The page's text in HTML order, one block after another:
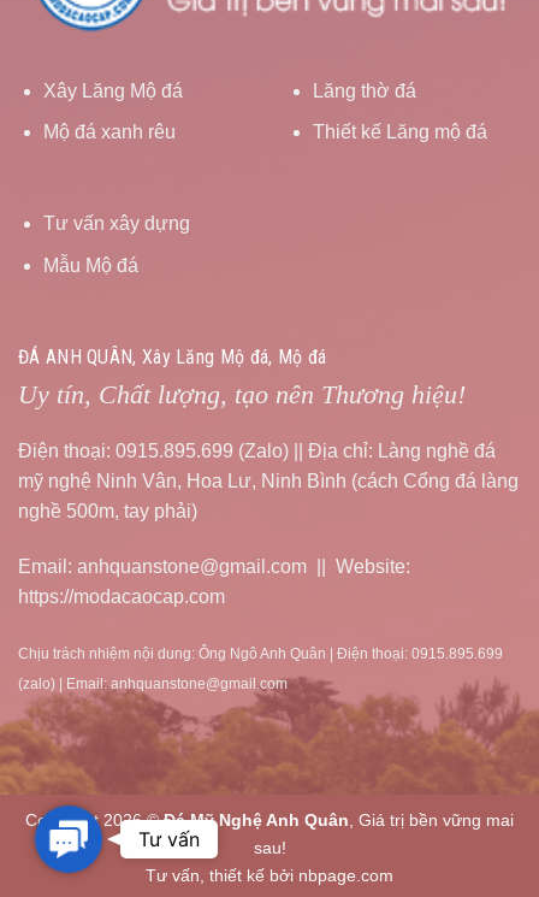
Xây Lăng Mộ đá
Mộ đá xanh rêu
Lăng thờ đá
Thiết kế Lăng mộ đá
Tư vấn xây dựng
Mẫu Mộ đá
ĐÁ ANH QUÂN, Xây Lăng Mộ đá, Mộ đá
Uy tín, Chất lượng, tạo nên Thương hiệu!
Điện thoại: 0915.895.699 (Zalo) || Địa chỉ: Làng nghề đá
mỹ nghệ Ninh Vân, Hoa Lư, Ninh Bình (cách Cổng đá làng
nghề 500m, tay phải)
Email: anhquanstone@gmail.com || Website:
https://modacaocap.com
Chịu trách nhiệm nội dung: Ông Ngô Anh Quân | Điện thoại: 0915.895.699
(zalo) | Email: anhquanstone@gmail.com
Copyright 2026 ©Đá Mỹ Nghệ Anh Quân , Giá trị bền vững mai
sau!
Tư vấn, thiết kế bởi nbpage.com
Contact
Us
Tư vấn